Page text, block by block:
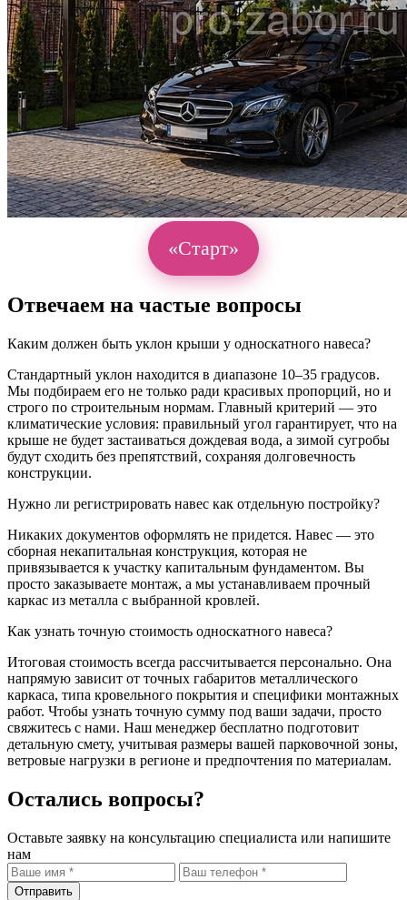
«Старт»
Отвечаем на частые вопросы
Каким должен быть уклон крыши у односкатного навеса?
Стандартный уклон находится в диапазоне 10–35 градусов.
Мы подбираем его не только ради красивых пропорций, но и
строго по строительным нормам. Главный критерий — это
климатические условия: правильный угол гарантирует, что на
крыше не будет застаиваться дождевая вода, а зимой сугробы
будут сходить без препятствий, сохраняя долговечность
конструкции.
Нужно ли регистрировать навес как отдельную постройку?
Никаких документов оформлять не придется. Навес — это
сборная некапитальная конструкция, которая не
привязывается к участку капитальным фундаментом. Вы
просто заказываете монтаж, а мы устанавливаем прочный
каркас из металла с выбранной кровлей.
Как узнать точную стоимость односкатного навеса?
Итоговая стоимость всегда рассчитывается персонально. Она
напрямую зависит от точных габаритов металлического
каркаса, типа кровельного покрытия и специфики монтажных
работ. Чтобы узнать точную сумму под ваши задачи, просто
свяжитесь с нами. Наш менеджер бесплатно подготовит
детальную смету, учитывая размеры вашей парковочной зоны,
ветровые нагрузки в регионе и предпочтения по материалам.
Остались вопросы?
Оставьте заявку на консультацию специалиста или напишите
нам
Отправить